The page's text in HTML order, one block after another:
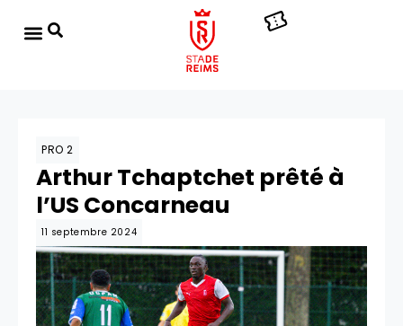
PRO 2
Arthur Tchaptchet prêté à
l’US Concarneau
11 septembre 2024